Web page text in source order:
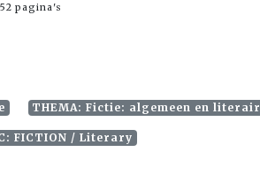
pagina's
THEMA: Fictie: algemeen en literair
FICTION / Literary